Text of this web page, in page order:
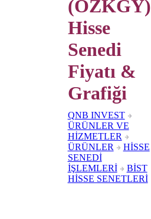
(OZKGY)
Hisse
Senedi
Fiyatı &
Grafiği
QNB INVEST
ÜRÜNLER VE
HİZMETLER
ÜRÜNLER
HİSSE
SENEDİ
İŞLEMLERİ
BİST
HİSSE SENETLERİ